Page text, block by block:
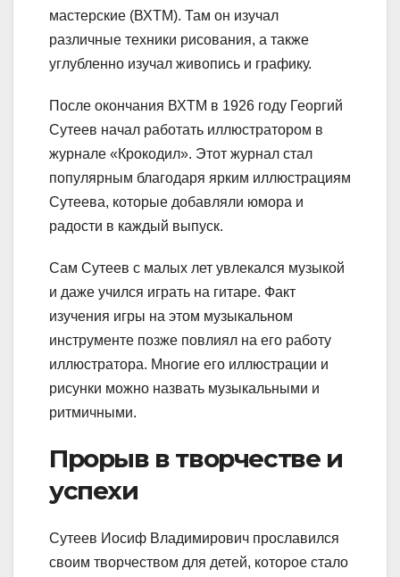
мастерские (ВХТМ). Там он изучал
различные техники рисования, а также
углубленно изучал живопись и графику.
После окончания ВХТМ в 1926 году Георгий
Сутеев начал работать иллюстратором в
журнале «Крокодил». Этот журнал стал
популярным благодаря ярким иллюстрациям
Сутеева, которые добавляли юмора и
радости в каждый выпуск.
Сам Сутеев с малых лет увлекался музыкой
и даже учился играть на гитаре. Факт
изучения игры на этом музыкальном
инструменте позже повлиял на его работу
иллюстратора. Многие его иллюстрации и
рисунки можно назвать музыкальными и
ритмичными.
Прорыв в творчестве и
успехи
Сутеев Иосиф Владимирович прославился
своим творчеством для детей, которое стало